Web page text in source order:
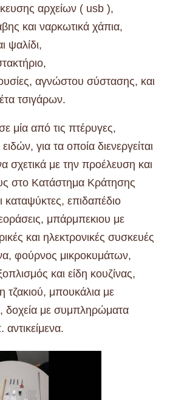
αρχείων ( usb ),
και ναρκωτικά χάπια,
ψαλίδι,
αγνώστου σύστασης, και
τσιγάρων.
μία από τις πτέρυγες,
για τα οποία διενεργείται
σχετικά με την προέλευση και
στο Κατάστημα Κράτησης
επιδαπέδιο
μπάρμπεκιου με
και ηλεκτρονικές συσκευές
φούρνος μικροκυμάτων,
και είδη κουζίνας,
τζακιού, μπουκάλια με
δοχεία με συμπληρώματα